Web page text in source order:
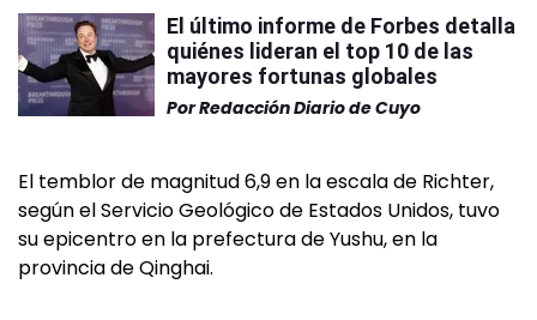
El último informe de Forbes detalla
quiénes lideran el top 10 de las
mayores fortunas globales
PorRedacción Diario de Cuyo
El temblor de magnitud 6,9 en la escala de Richter,
según el Servicio Geológico de Estados Unidos, tuvo
su epicentro en la prefectura de Yushu, en la
provincia de Qinghai.